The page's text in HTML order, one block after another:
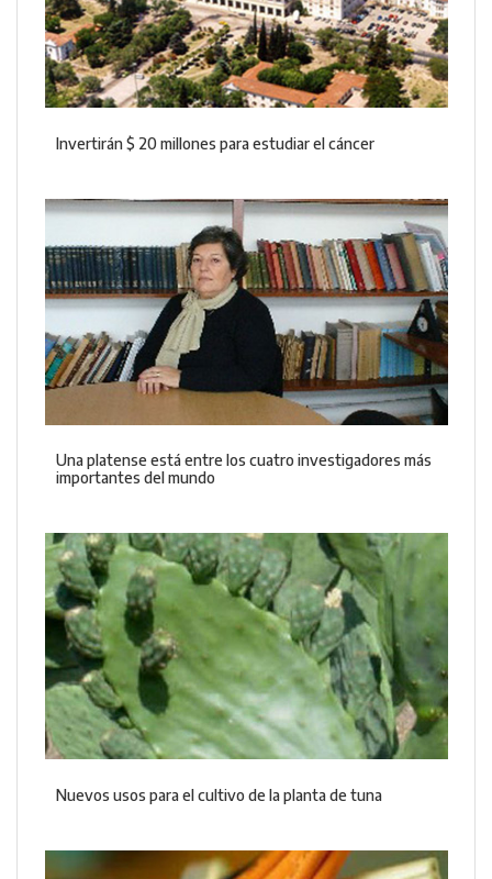
Invertirán $ 20 millones para estudiar el cáncer
Una platense está entre los cuatro investigadores más
importantes del mundo
Nuevos usos para el cultivo de la planta de tuna